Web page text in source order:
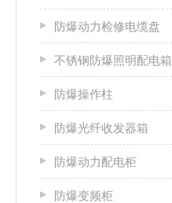
防爆动力检修电缆盘
不锈钢防爆照明配电箱
防爆操作柱
防爆光纤收发器箱
防爆动力配电柜
防爆变频柜